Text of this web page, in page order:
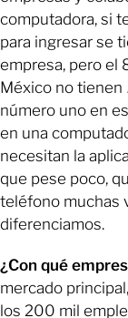
computadora, si
para ingresar se
empresa, pero el
México no tienen
número uno en
en una
necesitan la
que pese poco,
teléfono muchas
diferenciamos.
¿Con qué
mercado
los 200 mil